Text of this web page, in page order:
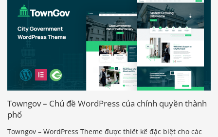
Towngov – Chủ đề WordPress của chính quyền thành
phố
Towngov – WordPress Theme được thiết kế đặc biệt cho các